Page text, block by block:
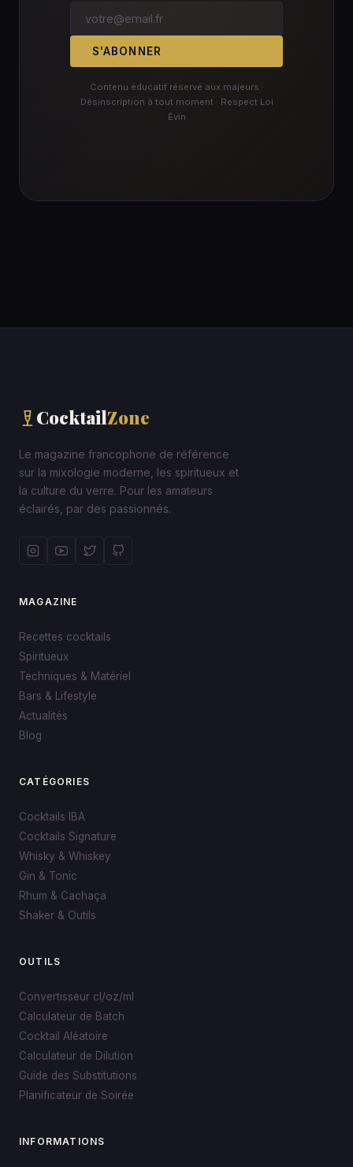
S'ABONNER
Contenu éducatif réservé aux majeurs ·
Désinscription à tout moment · Respect Loi
Évin
CocktailZone
Le magazine francophone de référence
sur la mixologie moderne, les spiritueux et
la culture du verre. Pour les amateurs
éclairés, par des passionnés.
MAGAZINE
Recettes cocktails
Spiritueux
Techniques & Matériel
Bars & Lifestyle
Actualités
Blog
CATÉGORIES
Cocktails IBA
Cocktails Signature
Whisky & Whiskey
Gin & Tonic
Rhum & Cachaça
Shaker & Outils
OUTILS
Convertisseur cl/oz/ml
Calculateur de Batch
Cocktail Aléatoire
Calculateur de Dilution
Guide des Substitutions
Planificateur de Soirée
INFORMATIONS